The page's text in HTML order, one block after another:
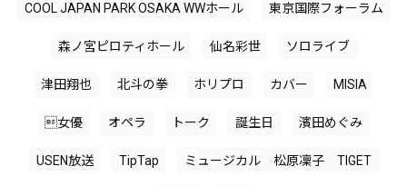
COOL JAPAN PARK OSAKA WWホール 東京国際フォーラム
森ノ宮ピロティホール 仙名彩世 ソロライブ
津田翔也 北斗の拳 ホリプロ カバー MISIA
女優 オペラ トーク 誕生日 濱田めぐみ
USEN放送 TipTap ミュージカル 松原凜子 TIGET